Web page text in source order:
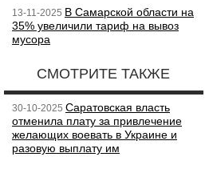
13-11-2025 В Самарской области на
35% увеличили тариф на вывоз
мусора
СМОТРИТЕ ТАКЖЕ
30-10-2025 Саратовская власть
отменила плату за привлечение
желающих воевать в Украине и
разовую выплату им